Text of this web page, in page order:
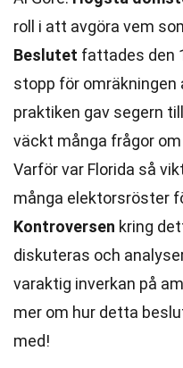
roll i att avgöra vem
Beslutet fattades den
stopp för omräkningen
praktiken gav segern
väckt många frågor
Varför var Florida så
många elektorsröster
Kontroversen kring
diskuteras och
varaktig inverkan på
mer om hur detta
med!